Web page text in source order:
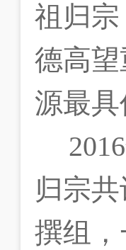
祖归
德高
源最
2016
归宗
撰组